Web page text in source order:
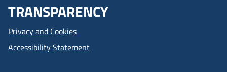
TRANSPARENCY
Privacy and Cookies
Accessibility Statement